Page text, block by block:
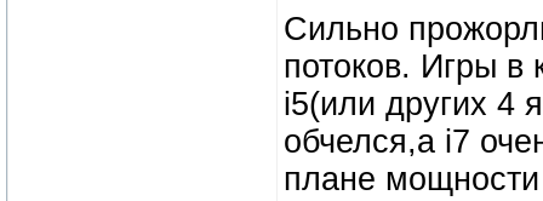
Сильно
потоков. Игры в
i5(или других 4
обчелся,а i7
плане мощности